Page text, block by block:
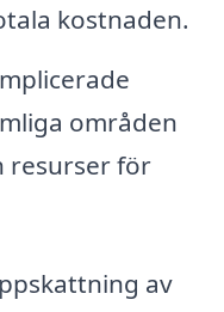
kostnaden.
områden
resurser för
av